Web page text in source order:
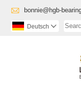
 bonnie@hgb-
Deutsch 